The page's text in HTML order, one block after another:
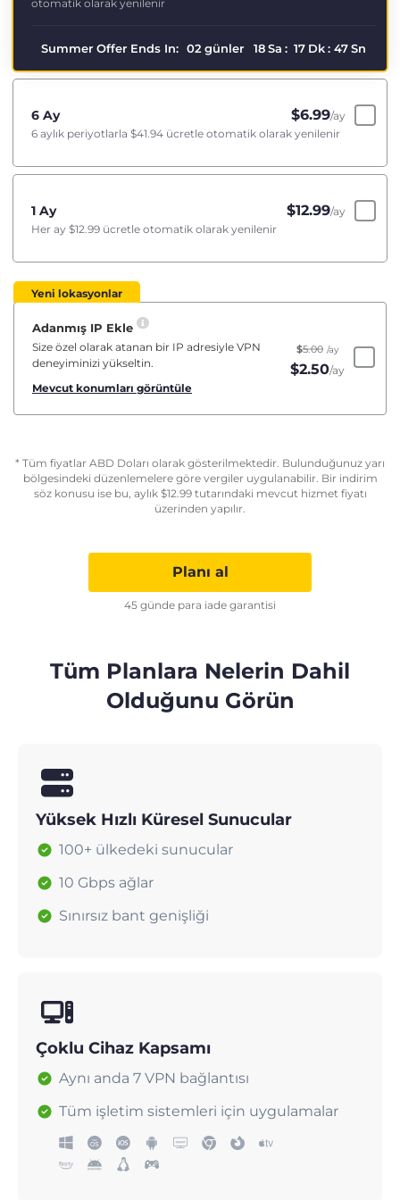
otomatik olarak yenilenir
Summer Offer Ends In: 02 günler 18Sa : 17 Dk: 46Sn
6 Ay $6.99/ay
6 aylık periyotlarla $41.94 ücretle otomatik olarak yenilenir
1 Ay $12.99/ay
Her ay $12.99 ücretle otomatik olarak yenilenir
Yeni lokasyonlar
Adanmış IP Ekle
Size özel olarak atanan bir IP adresiyle VPN
deneyiminizi yükseltin.
Mevcut konumları görüntüle
$5.00 /ay
$2.50/ay
* Tüm fiyatlar ABD Doları olarak gösterilmektedir. Bulunduğunuz yarı
bölgesindeki düzenlemelere göre vergiler uygulanabilir. Bir indirim
söz konusu ise bu, aylık $12.99tutarındaki mevcut hizmet fiyatı
üzerinden yapılır.
Planı al
45 günde para iade garantisi
Tüm Planlara Nelerin Dahil
Olduğunu Görün
Yüksek Hızlı Küresel Sunucular
100+ ülkedeki sunucular
10 Gbps ağlar
Sınırsız bant genişliği
Çoklu Cihaz Kapsamı
Aynı anda 7 VPN bağlantısı
Tüm işletim sistemleri için uygulamalar